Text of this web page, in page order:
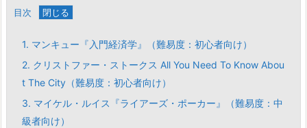
目次
1. マンキュー『入門経済学』（難易度：初心者向け）
2. クリストファー・ストークス All You Need To Know Abou
t The City（難易度：初心者向け）
3. マイケル・ルイス『ライアーズ・ポーカー』（難易度：中
級者向け）